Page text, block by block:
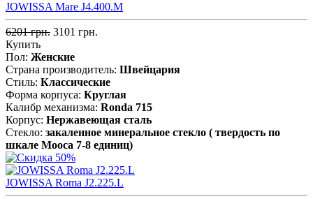
JOWISSA Mare J4.400.M
6201 грн. 3101 грн.
Купить
Пол: Женские
Страна производитель: Швейцария
Стиль: Классические
Форма корпуса: Круглая
Калибр механизма: Ronda 715
Корпус: Нержавеющая cталь
Стекло: закаленное минеральное стекло ( твердость по
шкале Мооса 7-8 единиц)
JOWISSA Roma J2.225.L